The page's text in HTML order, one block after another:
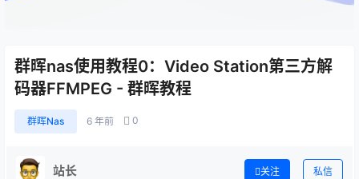
群晖nas使用教程0：Video Station第三方解
码器FFMPEG - 群晖教程
群晖Nas 6 年前 0
站长 关注 私信